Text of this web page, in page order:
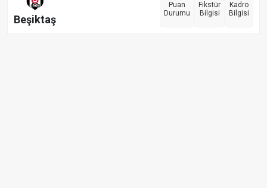
Beşiktaş
Puan
Durumu
Fikstür
Bilgisi
Kadro
Bilgisi